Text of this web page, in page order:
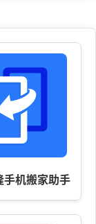
手机搬家助手